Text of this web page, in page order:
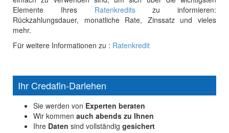
Elemente Ihres Ratenkreditszu informieren:
Rückzahlungsdauer, monatliche Rate, Zinssatz und vieles
mehr.
Für weitere Informationen zu : Ratenkredit
Ihr Credafin-Darlehen
Sie werden von Experten beraten
Wir kommen auch abends zu Ihnen
Ihre Daten sind vollständig gesichert